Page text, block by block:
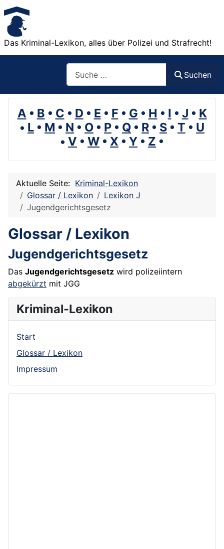
Das Kriminal-Lexikon, alles über Polizei und Strafrecht!
Suchen
A • B • C • D • E • F • G • H • I • J • K
• L • M • N • O • P • Q • R • S • T • U
• V • W • X • Y • Z •
Aktuelle Seite: Kriminal-Lexikon
Glossar / Lexikon
Lexikon J
Jugendgerichtsgesetz
Glossar / Lexikon
Jugendgerichtsgesetz
Das Jugendgerichtsgesetz wird polizeiintern
abgekürzt mit JGG
Kriminal-Lexikon
Start
Glossar / Lexikon
Impressum